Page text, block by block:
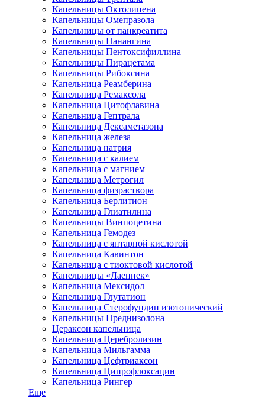
Капельницы Октолипена
Капельницы Омепразола
Капельницы от панкреатита
Капельницы Панангина
Капельницы Пентоксифиллина
Капельницы Пирацетама
Капельницы Рибоксина
Капельница Реамберина
Капельница Ремаксола
Капельница Цитофлавина
Капельница Гептрала
Капельница Дексаметазона
Капельница железа
Капельница натрия
Капельница с калием
Капельница с магнием
Капельница Метрогил
Капельница физраствора
Капельница Берлитион
Капельница Глиатилина
Капельницы Винпоцетина
Капельница Гемодез
Капельница с янтарной кислотой
Капельница Кавинтон
Капельница с тиоктовой кислотой
Капельницы «Лаеннек»
Капельница Мексидол
Капельница Глутатион
Капельница Стерофундин изотонический
Капельницы Преднизолона
Цераксон капельница
Капельница Церебролизин
Капельница Мильгамма
Капельница Цефтриаксон
Капельница Ципрофлоксацин
Капельница Рингер
Еще